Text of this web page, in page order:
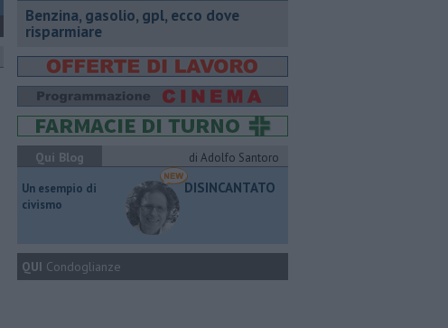
​Benzina, gasolio, gpl, ecco dove
risparmiare
Qui Blog
di Adolfo Santoro
​Un esempio di
civismo
DISINCANTATO
QUI Condoglianze